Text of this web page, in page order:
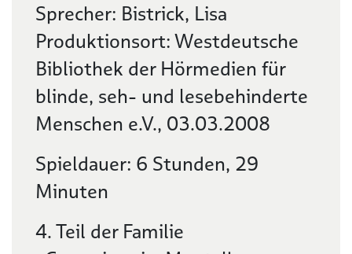
Sprecher: Bistrick, Lisa
Produktionsort: Westdeutsche
Bibliothek der Hörmedien für
blinde, seh- und lesebehinderte
Menschen e.V., 03.03.2008
Spieldauer: 6 Stunden, 29
Minuten
4. Teil der Familie